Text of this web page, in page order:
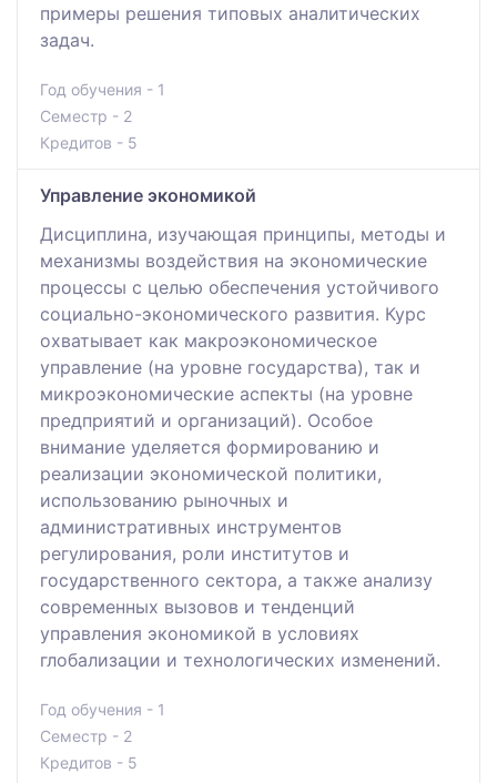
примеры решения типовых аналитических
задач.
Год обучения - 1
Семестр - 2
Кредитов - 5
Управление экономикой
Дисциплина, изучающая принципы, методы и
механизмы воздействия на экономические
процессы с целью обеспечения устойчивого
социально-экономического развития. Курс
охватывает как макроэкономическое
управление (на уровне государства), так и
микроэкономические аспекты (на уровне
предприятий и организаций). Особое
внимание уделяется формированию и
реализации экономической политики,
использованию рыночных и
административных инструментов
регулирования, роли институтов и
государственного сектора, а также анализу
современных вызовов и тенденций
управления экономикой в условиях
глобализации и технологических изменений.
Год обучения - 1
Семестр - 2
Кредитов - 5